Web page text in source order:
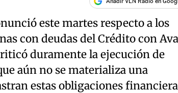
este martes respecto a los
con deudas del Crédito con
duramente la ejecución de
aún no se materializa una
estas obligaciones